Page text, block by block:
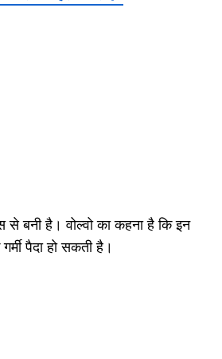
बनी है। वोल्वो का कहना है कि इन
पैदा हो सकती है।